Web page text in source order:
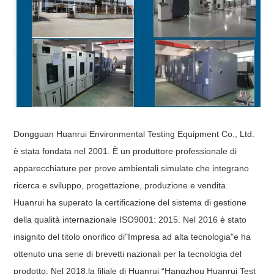
Dongguan Huanrui Environmental Testing Equipment Co., Ltd.
è stata fondata nel 2001. È un produttore professionale di
apparecchiature per prove ambientali simulate che integrano
ricerca e sviluppo, progettazione, produzione e vendita.
Huanrui ha superato la certificazione del sistema di gestione
della qualità internazionale ISO9001: 2015. Nel 2016 è stato
insignito del titolo onorifico di"Impresa ad alta tecnologia"e ha
ottenuto una serie di brevetti nazionali per la tecnologia del
prodotto. Nel 2018,la filiale di Huanrui “Hangzhou Huanrui Test